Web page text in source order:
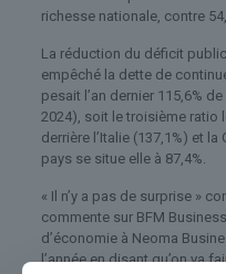
richesse nationale, contre
La réduction du déficit
empêché la dette de
pesait l’an dernier 115,6%
2024), soit le troisième ratio
derrière l’Italie (137,1%) et
pays se situe elle à 87,4%.
« Il n’y a pas de surprise »
commente sur BFM
d’économie à Neoma
l’année en disant qu’on va